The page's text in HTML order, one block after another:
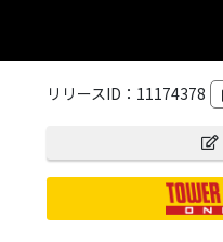
リリースID： 11174378